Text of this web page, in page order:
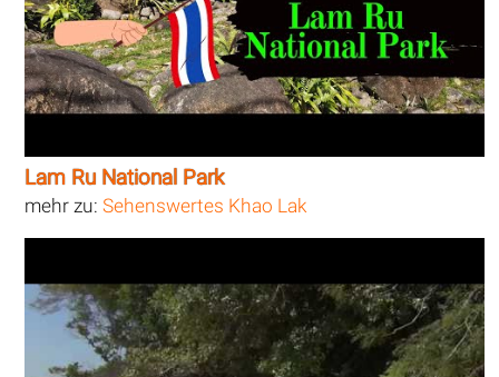
Lam Ru National Park
mehr zu:Sehenswertes Khao Lak